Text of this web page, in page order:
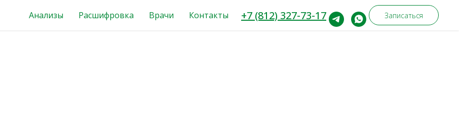
Анализы Расшифровка Врачи Контакты +7 (812) 327-73-17 Записаться